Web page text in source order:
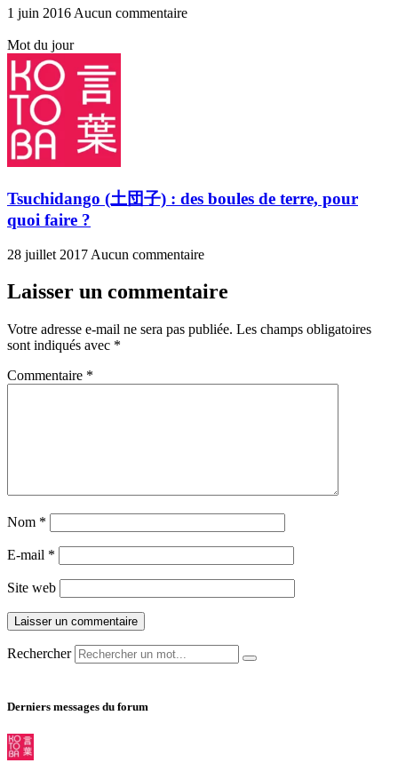
1 juin 2016 Aucun commentaire
Mot du jour
Tsuchidango (土団子) : des boules de terre, pour
quoi faire ?
28 juillet 2017 Aucun commentaire
Laisser un commentaire
Votre adresse e-mail ne sera pas publiée. Les champs obligatoires
sont indiqués avec *
Commentaire *
Nom *
E-mail *
Site web
Rechercher
Derniers messages du forum